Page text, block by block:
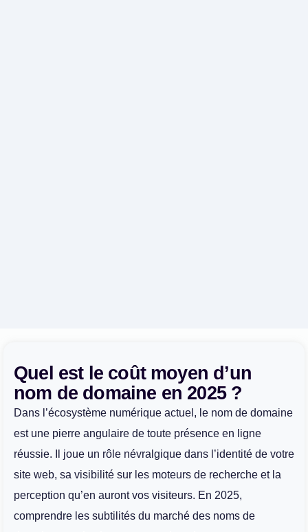
Quel est le coût moyen d’un
nom de domaine en 2025 ?
Dans l’écosystème numérique actuel, le nom de domaine
est une pierre angulaire de toute présence en ligne
réussie. Il joue un rôle névralgique dans l’identité de votre
site web, sa visibilité sur les moteurs de recherche et la
perception qu’en auront vos visiteurs. En 2025,
comprendre les subtilités du marché des noms de